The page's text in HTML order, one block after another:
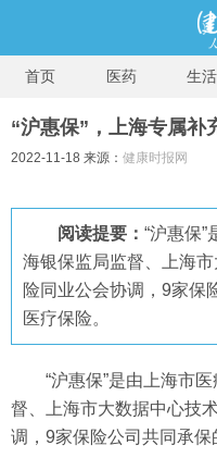
首页 医药 生活
“沪惠保”，上海专属补
2022-11-18 来源： 健康时报网
阅读提要： “沪惠保
海银保监局监督、上海
险同业公会协调，9家保
医疗保险。
“沪惠保”是由上海市
督、上海市大数据中心技
调，9家保险公司共同承保